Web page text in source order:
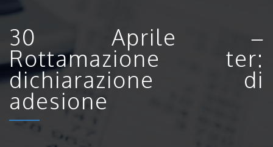
30 Aprile –
Rottamazione ter:
dichiarazione di
adesione